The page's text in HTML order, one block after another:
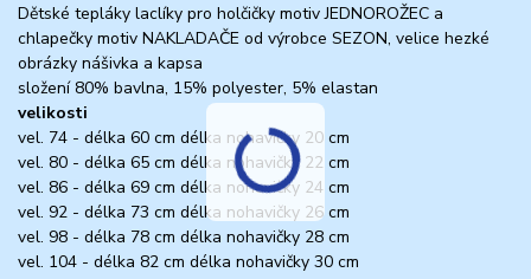
Dětské tepláky laclíky pro holčičky motiv JEDNOROŽEC a
chlapečky motiv NAKLADAČE od výrobce SEZON, velice hezké
obrázky nášivka a kapsa
složení 80% bavlna, 15% polyester, 5% elastan
velikosti
vel. 74 - délka 60 cm délka nohavičky 20 cm
vel. 80 - délka 65 cm délka nohavičky 22 cm
vel. 86 - délka 69 cm délka nohavičky 24 cm
vel. 92 - délka 73 cm délka nohavičky 26 cm
vel. 98 - délka 78 cm délka nohavičky 28 cm
vel. 104 - délka 82 cm délka nohavičky 30 cm